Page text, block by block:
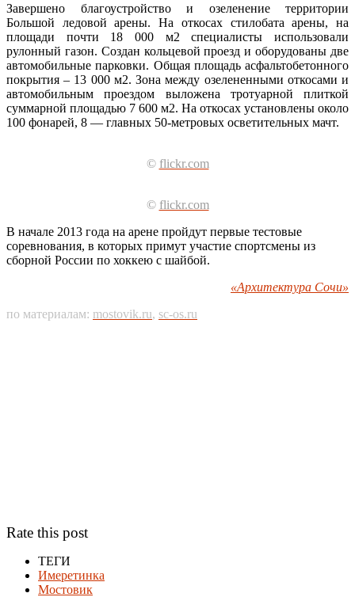
Завершено благоустройство и озеленение территории
Большой ледовой арены. На откосах стилобата арены, на
площади почти 18 000 м2 специалисты использовали
рулонный газон. Создан кольцевой проезд и оборудованы две
автомобильные парковки. Общая площадь асфальтобетонного
покрытия – 13 000 м2. Зона между озелененными откосами и
автомобильным проездом выложена тротуарной плиткой
суммарной площадью 7 600 м2. На откосах установлены около
100 фонарей, 8 — главных 50-метровых осветительных мачт.
© flickr.com
© flickr.com
В начале 2013 года на арене пройдут первые тестовые
соревнования, в которых примут участие спортсмены из
сборной России по хоккею с шайбой.
«Архитектура Сочи»
по материалам: mostovik.ru, sc-os.ru
Rate this post
ТЕГИ
Имеретинка
Мостовик